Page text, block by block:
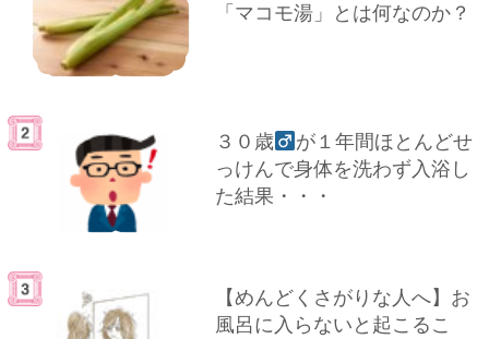
「マコモ湯」とは何なのか？
３０歳
が１年間ほとんどせ
っけんで身体を洗わず入浴し
た結果・・・
【めんどくさがりな人へ】お
風呂に入らないと起こるこ